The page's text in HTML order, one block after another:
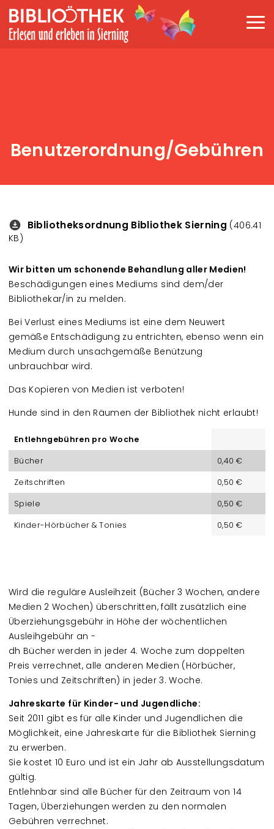
Direkt zum Inhalt
Benutzerordnung/Gebühren
Downloads
Bibliotheksordnung Bibliothek Sierning (406.41
KB)
Wir bitten um schonende Behandlung aller Medien!
Beschädigungen eines Mediums sind dem/der
Bibliothekar/in zu melden.
Bei Verlust eines Mediums ist eine dem Neuwert
gemäße Entschädigung zu entrichten, ebenso wenn ein
Medium durch unsachgemäße Benützung
unbrauchbar wird.
Das Kopieren von Medien ist verboten!
Hunde sind in den Räumen der Bibliothek nicht erlaubt!
Entlehngebühren pro Woche
Bücher 0,40 €
Zeitschriften 0,50 €
Spiele 0,50 €
Kinder-Hörbücher & Tonies 0,50 €
Wird die reguläre Ausleihzeit (Bücher 3 Wochen, andere
Medien 2 Wochen) überschritten, fällt zusätzlich eine
Überziehungsgebühr in Höhe der wöchentlichen
Ausleihgebühr an -
dh Bücher werden in jeder 4. Woche zum doppelten
Preis verrechnet, alle anderen Medien (Hörbücher,
Tonies und Zeitschriften) in jeder 3. Woche.
Jahreskarte für Kinder- und Jugendliche:
Seit 2011 gibt es für alle Kinder und Jugendlichen die
Möglichkeit, eine Jahreskarte für die Bibliothek Sierning
zu erwerben.
Sie kostet 10 Euro und ist ein Jahr ab Ausstellungsdatum
gültig.
Entlehnbar sind alle Bücher für den Zeitraum von 14
Tagen, Überziehungen werden zu den normalen
Gebühren verrechnet.